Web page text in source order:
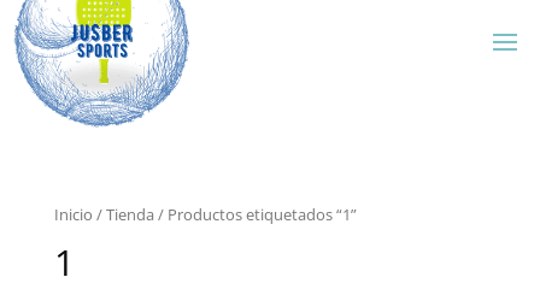
Inicio /Tienda / Productos etiquetados “1”
1